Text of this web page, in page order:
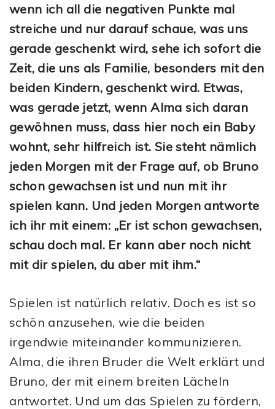
wenn ich all die negativen Punkte mal
streiche und nur darauf schaue, was uns
gerade geschenkt wird, sehe ich sofort die
Zeit, die uns als Familie, besonders mit den
beiden Kindern, geschenkt wird. Etwas,
was gerade jetzt, wenn Alma sich daran
gewöhnen muss, dass hier noch ein Baby
wohnt, sehr hilfreich ist. Sie steht nämlich
jeden Morgen mit der Frage auf, ob Bruno
schon gewachsen ist und nun mit ihr
spielen kann. Und jeden Morgen antworte
ich ihr mit einem: „Er ist schon gewachsen,
schau doch mal. Er kann aber noch nicht
mit dir spielen, du aber mit ihm.“
Spielen ist natürlich relativ. Doch es ist so
schön anzusehen, wie die beiden
irgendwie miteinander kommunizieren.
Alma, die ihren Bruder die Welt erklärt und
Bruno, der mit einem breiten Lächeln
antwortet. Und um das Spielen zu fördern,